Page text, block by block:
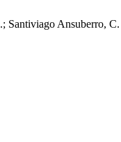
Santiviago Ansuberro,